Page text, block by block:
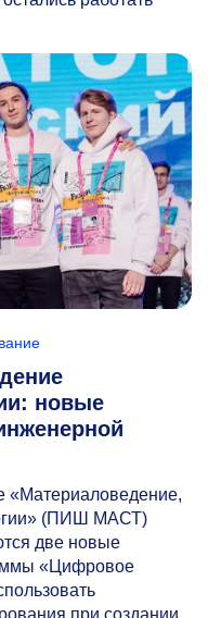
новые
«Материаловедение,
(ПИШ МАСТ)
две новые
«Цифровое